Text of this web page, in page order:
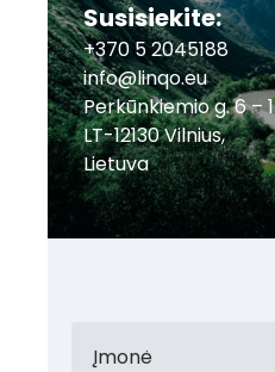
Susisiekite:
+370 5 2045188
info@linqo.eu
Perkūnkiemio g. 6 – 1
LT-12130 Vilnius,
Lietuva
Įmonė